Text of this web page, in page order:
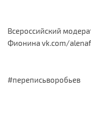
Всероссийский
Фионина vk.com/
#переписьворобьев